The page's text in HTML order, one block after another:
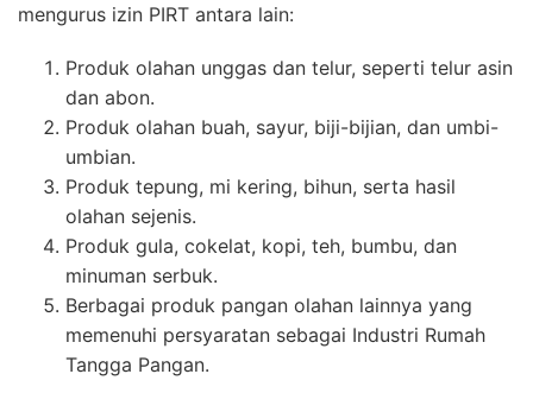
mengurus izin PIRT antara lain:
Produk olahan unggas dan telur, seperti telur asin
dan abon.
Produk olahan buah, sayur, biji-bijian, dan umbi-
umbian.
Produk tepung, mi kering, bihun, serta hasil
olahan sejenis.
Produk gula, cokelat, kopi, teh, bumbu, dan
minuman serbuk.
Berbagai produk pangan olahan lainnya yang
memenuhi persyaratan sebagai Industri Rumah
Tangga Pangan.